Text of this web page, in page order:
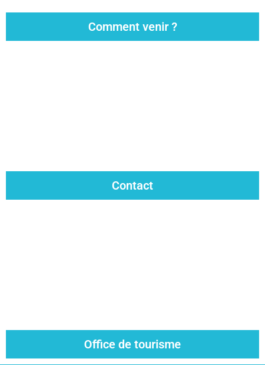
Comment venir ?
Contact
Office de tourisme